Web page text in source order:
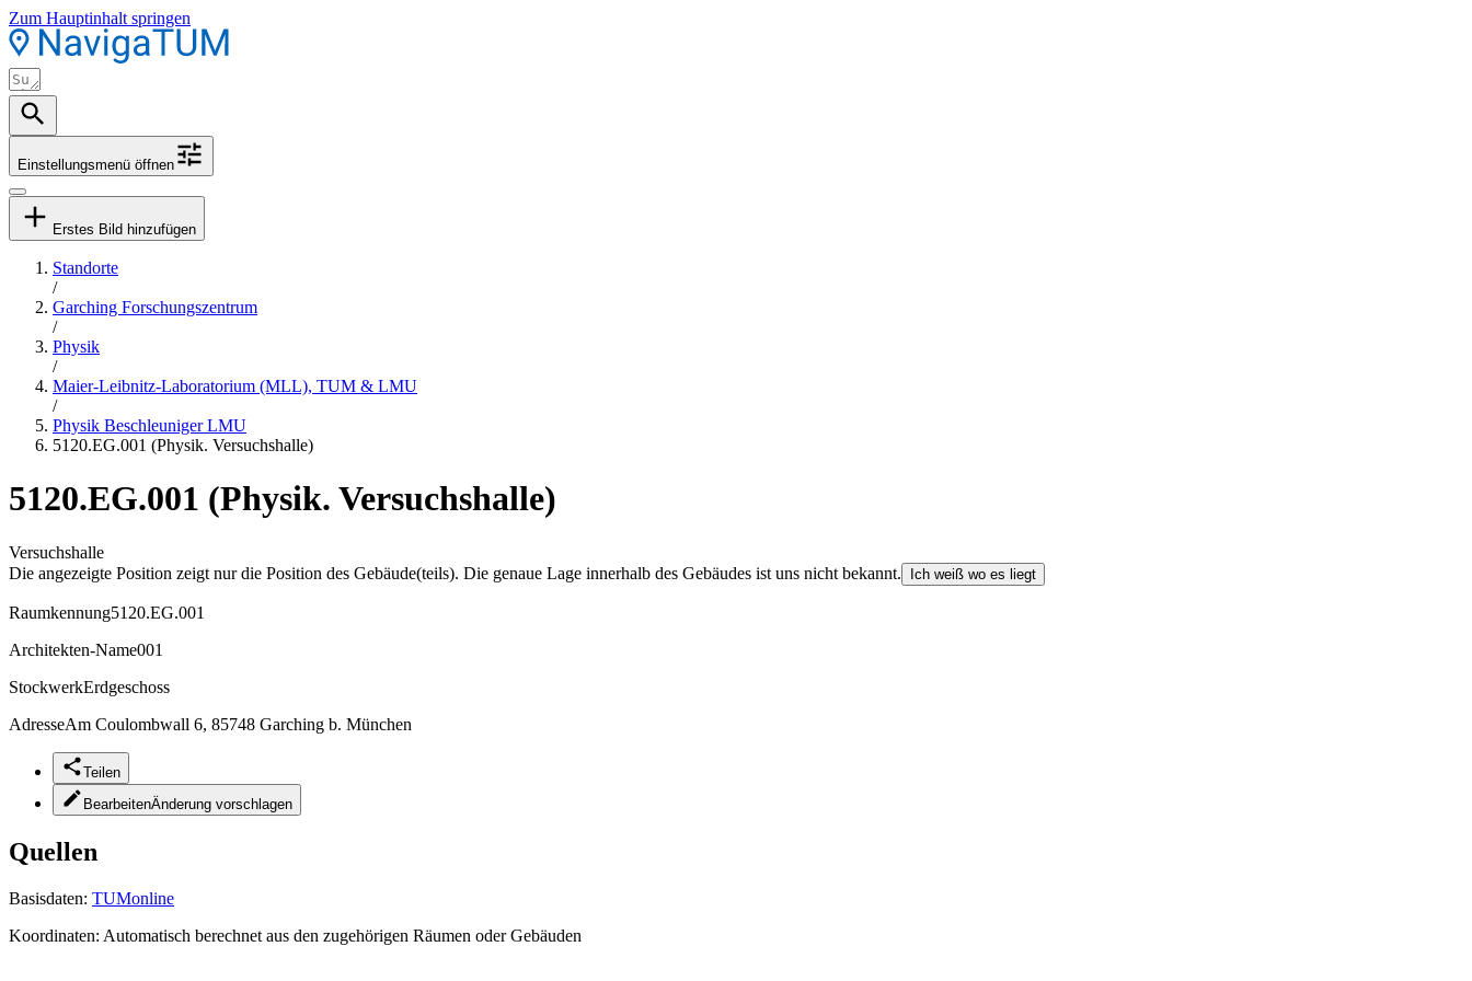
Zum Hauptinhalt springen
Einstellungsmenü öffnen
Erstes Bild hinzufügen
Standorte
/
Garching Forschungszentrum
/
Physik
/
Maier-Leibnitz-Laboratorium (MLL), TUM & LMU
/
Physik Beschleuniger LMU
5120.EG.001 (Physik. Versuchshalle)
5120.EG.001 (Physik. Versuchshalle)
Versuchshalle
Die angezeigte Position zeigt nur die Position des Gebäude(teils). Die genaue Lage innerhalb des Gebäudes ist uns nicht bekannt.
Ich weiß wo es liegt
Raumkennung5120.EG.001
Architekten-Name001
StockwerkErdgeschoss
AdresseAm Coulombwall 6, 85748 Garching b. München
Teilen
BearbeitenÄnderung vorschlagen
Quellen
Basisdaten: TUMonline
Koordinaten: Automatisch berechnet aus den zugehörigen Räumen oder Gebäuden